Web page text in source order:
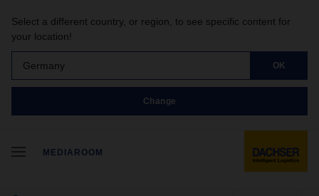
Select a different country, or region, to see specific content for
your location!
Germany OK
Change
MEDIAROOM